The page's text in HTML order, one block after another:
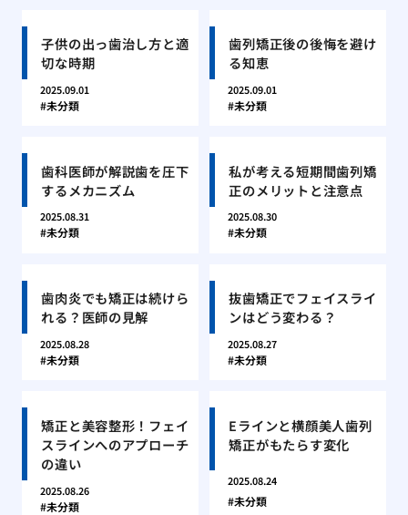
子供の出っ歯治し方と適
切な時期
2025.09.01
未分類
歯列矯正後の後悔を避け
る知恵
2025.09.01
未分類
歯科医師が解説歯を圧下
するメカニズム
2025.08.31
未分類
私が考える短期間歯列矯
正のメリットと注意点
2025.08.30
未分類
歯肉炎でも矯正は続けら
れる？医師の見解
2025.08.28
未分類
抜歯矯正でフェイスライ
ンはどう変わる？
2025.08.27
未分類
矯正と美容整形！フェイ
スラインへのアプローチ
の違い
2025.08.26
未分類
Eラインと横顔美人歯列
矯正がもたらす変化
2025.08.24
未分類